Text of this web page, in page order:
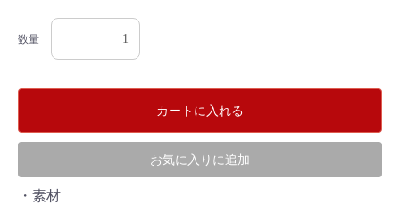
数量
カートに入れる
お買い物を続ける カートへ進む
お気に入りに追加
・素材